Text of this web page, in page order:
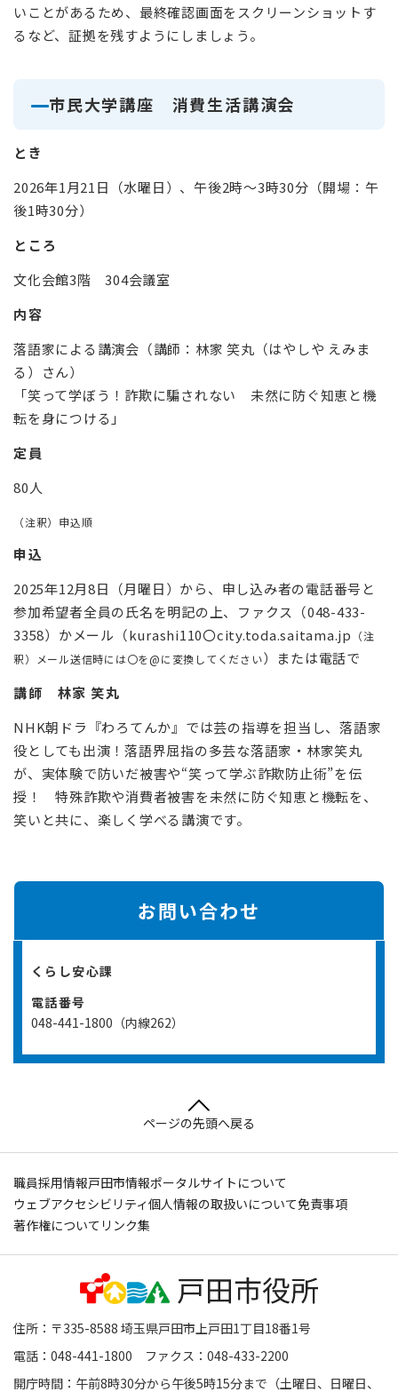
いことがあるため、最終確認画面をスクリーンショットす
るなど、証拠を残すようにしましょう。
市民大学講座 消費生活講演会
とき
2026年1月21日（水曜日）、午後2時～3時30分（開場：午
後1時30分）
ところ
文化会館3階 304会議室
内容
落語家による講演会（講師：林家 笑丸（はやしや えみま
る）さん）
「笑って学ぼう！詐欺に騙されない 未然に防ぐ知恵と機
転を身につける」
定員
80人
（注釈）申込順
申込
2025年12月8日（月曜日）から、申し込み者の電話番号と
参加希望者全員の氏名を明記の上、ファクス（048-433-
3358）かメール（kurashi110〇city.toda.saitama.jp （注
釈）メール送信時には〇を@に変換してください）または電話で
講師 林家 笑丸
NHK朝ドラ『わろてんか』では芸の指導を担当し、落語家
役としても出演！落語界屈指の多芸な落語家・林家笑丸
が、実体験で防いだ被害や“笑って学ぶ詐欺防止術”を伝
授！ 特殊詐欺や消費者被害を未然に防ぐ知恵と機転を、
笑いと共に、楽しく学べる講演です。
お問い合わせ
くらし安心課
電話番号
048-441-1800（内線262）
ページの先頭へ戻る
職員採用情報戸田市情報ポータルサイトについて
ウェブアクセシビリティ個人情報の取扱いについて免責事項
著作権について リンク集
住所：〒335-8588 埼玉県戸田市上戸田1丁目18番1号
電話：048-441-1800 ファクス：048-433-2200
開庁時間：午前8時30分から午後5時15分まで（土曜日、日曜日、